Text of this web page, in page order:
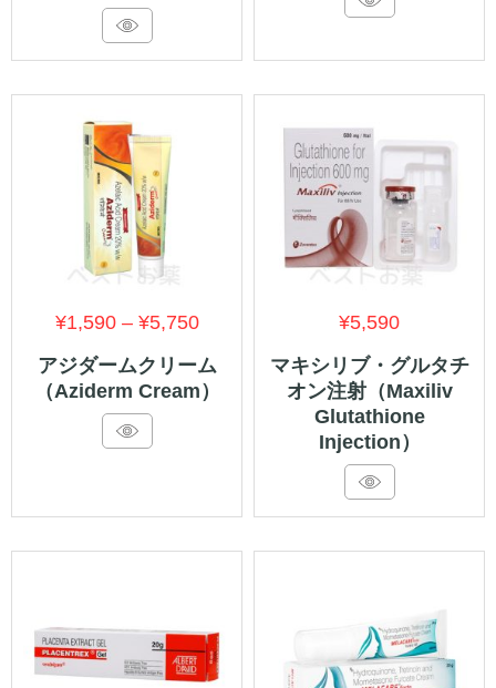
¥4,800
アジダームクリーム
（Aziderm Cream）
¥1,590 –¥5,750価
格
帯:
マキシリブ・グルタチ
オン注射（Maxiliv
Glutathione
Injection）
¥5,590